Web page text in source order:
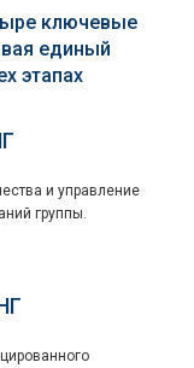
ключевые
единый
этапах
и управление
группы.